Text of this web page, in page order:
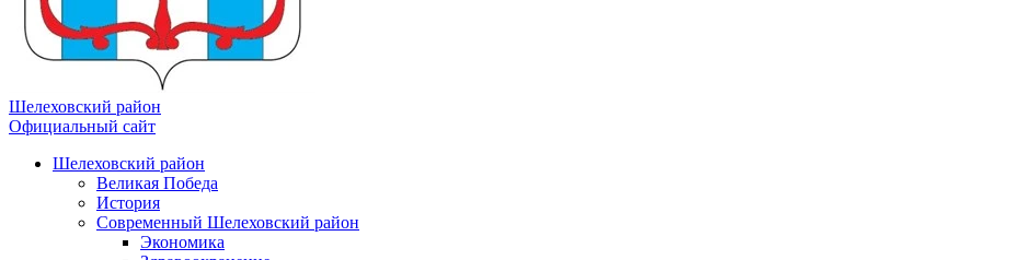
Шелеховский район
Официальный сайт
Шелеховский район
Великая Победа
История
Современный Шелеховский район
Экономика